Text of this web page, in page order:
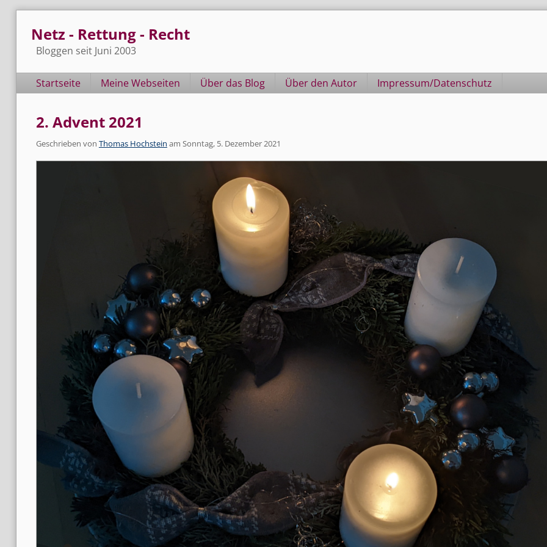
Netz - Rettung - Recht
Bloggen seit Juni 2003
Navigation
Startseite Meine Webseiten Über das Blog Über den Autor Impressum/Datenschutz
2. Advent 2021
Geschrieben von Thomas Hochstein am Sonntag, 5. Dezember 2021